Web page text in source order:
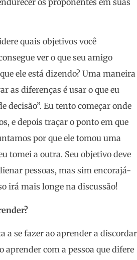
quais objetivos você
ver o que seu amigo
ele está dizendo? Uma maneira
as diferenças é usar o que eu
decisão”. Eu tento começar onde
e depois traçar o ponto em que
por que ele tomou uma
tomei a outra. Seu objetivo deve
pessoas, mas sim encorajá-
irá mais longe na discussão!
a se fazer ao aprender a discordar
aprender com a pessoa que difere